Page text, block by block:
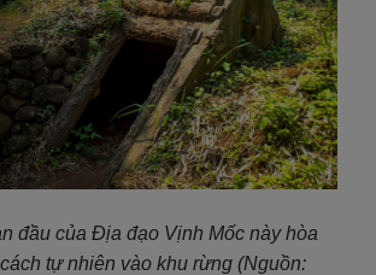
đầu của Địa đạo Vịnh Mốc này hòa
tự nhiên vào khu rừng (Nguồn: